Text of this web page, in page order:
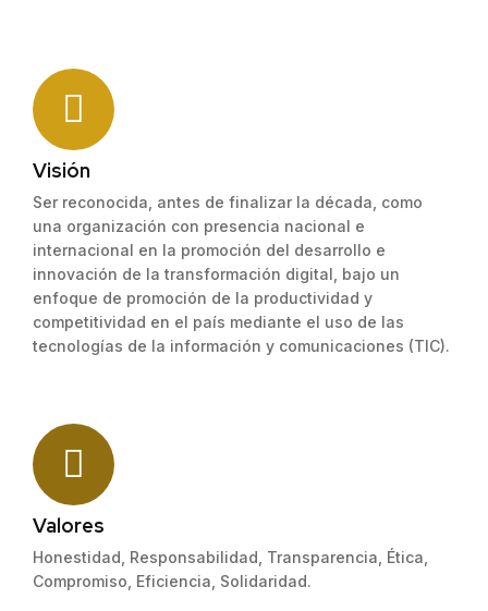
Visión
Ser reconocida, antes de finalizar la década, como
una organización con presencia nacional e
internacional en la promoción del desarrollo e
innovación de la transformación digital, bajo un
enfoque de promoción de la productividad y
competitividad en el país mediante el uso de las
tecnologías de la información y comunicaciones (TIC).
Valores
Honestidad, Responsabilidad, Transparencia, Ética,
Compromiso, Eficiencia, Solidaridad.